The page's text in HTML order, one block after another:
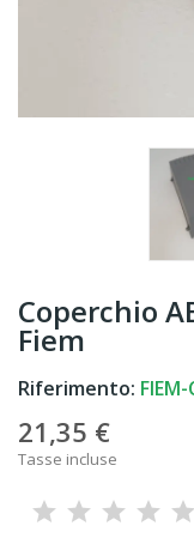
Coperchio
Fiem
Riferimento:
21,35 €
Tasse incluse